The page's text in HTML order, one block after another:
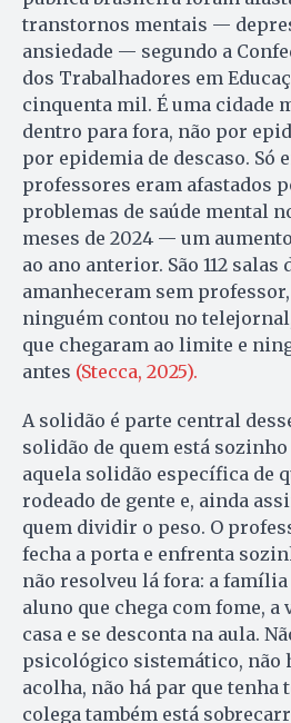
transtornos mentais —
ansiedade — segundo a
dos Trabalhadores em
cinquenta mil. É uma cidade
dentro para fora, não por
por epidemia de descaso. Só
professores eram afastados
problemas de saúde mental
meses de 2024 — um
ao ano anterior. São 112 salas
amanheceram sem
ninguém contou no
que chegaram ao limite e
antes (Stecca, 2025).
A solidão é parte central
solidão de quem está
aquela solidão específica de
rodeado de gente e, ainda
quem dividir o peso. O
fecha a porta e enfrenta
não resolveu lá fora: a família
aluno que chega com fome, a
casa e se desconta na aula.
psicológico sistemático, não
acolha, não há par que
colega também está